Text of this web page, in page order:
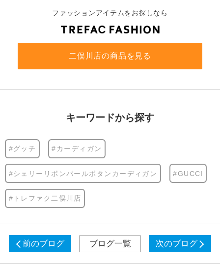
ファッションアイテムをお探しなら
二俣川店の商品を見る
キーワードから探す
#グッチ #カーディガン
#シェリーリボンパールボタンカーディガン #GUCCI
#トレファク二俣川店
前のブログ ブログ一覧 次のブログ